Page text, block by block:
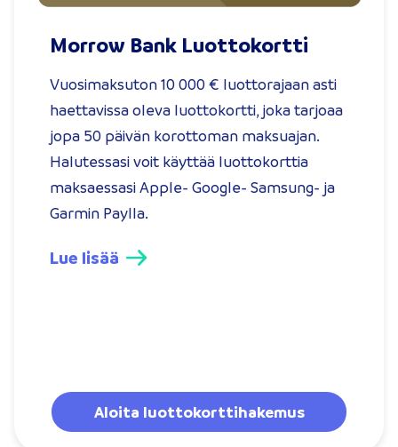
Morrow Bank Luottokortti
Vuosimaksuton 10 000 € luottorajaan asti
haettavissa oleva luottokortti, joka tarjoaa
jopa 50 päivän korottoman maksuajan.
Halutessasi voit käyttää luottokorttia
maksaessasi Apple- Google- Samsung- ja
Garmin Paylla.
Lue lisää
Aloita luottokorttihakemus